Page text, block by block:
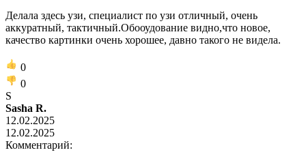
Делала здесь узи, специалист по узи отличный, очень
аккуратный, тактичный.Обооудование видно,что новое,
качество картинки очень хорошее, давно такого не видела.
0
0
S
Sasha R.
12.02.2025
12.02.2025
Комментарий: